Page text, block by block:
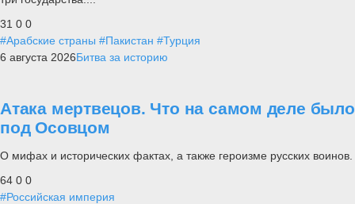
31 0 0
#Арабские страны #Пакистан #Турция
6 августа 2026Битва за историю
Атака мертвецов. Что на самом деле было
под Осовцом
О мифах и исторических фактах, а также героизме русских воинов.
64 0 0
#Российская империя